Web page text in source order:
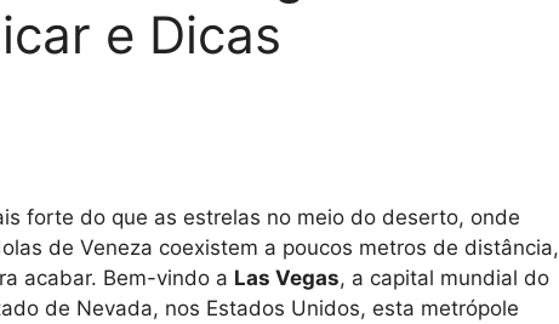
e Dicas
forte do que as estrelas no meio do deserto, onde
de Veneza coexistem a poucos metros de distância,
acabar. Bem-vindo a Las Vegas, a capital mundial do
de Nevada, nos Estados Unidos, esta metrópole